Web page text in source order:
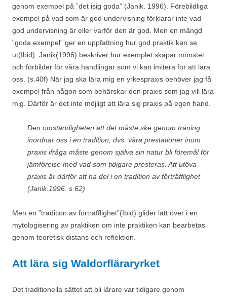
genom exempel på ”det isig goda” (Janik. 1996). Förebildliga
exempel på vad som är god undervisning förklarar inte vad
god undervisning är eller varför den är god. Men en mängd
”goda exempel” ger en uppfattning hur god praktik kan se
ut(Ibid). Janik(1996) beskriver hur exemplet skapar mönster
och förbilder för våra handlingar som vi kan imitera för att lära
oss. (s.40f) När jag ska lära mig en yrkespraxis behöver jag få
exempel från någon som behärskar den praxis som jag vill lära
mig. Därför är det inte möjligt att lära sig praxis på egen hand.
Den omständigheten att det måste ske genom träning
inordnar oss i en tradition, dvs. våra prestationer inom
praxis ifråga måste genom själva sin natur bli föremål för
jämförelse med vad som tidigare presteras. Att utöva
praxis är därför att ha del i en tradition av förträfflighet
(Janik.1996. s.62)
Men en ”tradition av förträfflighet”(Ibid) glider lätt över i en
mytologisering av praktiken om inte praktiken kan bearbetas
genom teoretisk distans och reflektion.
Att lära sig Waldorfläraryrket
Det traditionella sättet att bli lärare var tidigare genom